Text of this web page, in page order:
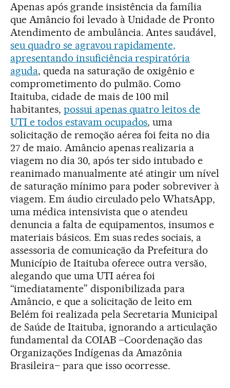
Apenas após grande insistência da família
que Amâncio foi levado à Unidade de Pronto
Atendimento de ambulância. Antes saudável,
seu quadro se agravou rapidamente,
apresentando insuficiência respiratória
aguda, queda na saturação de oxigênio e
comprometimento do pulmão. Como
Itaituba, cidade de mais de 100 mil
habitantes, possui apenas quatro leitos de
UTI e todos estavam ocupados, uma
solicitação de remoção aérea foi feita no dia
27 de maio. Amâncio apenas realizaria a
viagem no dia 30, após ter sido intubado e
reanimado manualmente até atingir um nível
de saturação mínimo para poder sobreviver à
viagem. Em áudio circulado pelo WhatsApp,
uma médica intensivista que o atendeu
denuncia a falta de equipamentos, insumos e
materiais básicos. Em suas redes sociais, a
assessoria de comunicação da Prefeitura do
Município de Itaituba oferece outra versão,
alegando que uma UTI aérea foi
“imediatamente” disponibilizada para
Amâncio, e que a solicitação de leito em
Belém foi realizada pela Secretaria Municipal
de Saúde de Itaituba, ignorando a articulação
fundamental da COIAB –Coordenação das
Organizações Indígenas da Amazônia
Brasileira– para que isso ocorresse.